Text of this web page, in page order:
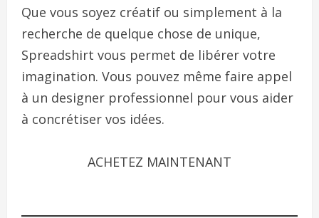
Que vous soyez créatif ou simplement à la
recherche de quelque chose de unique,
Spreadshirt vous permet de libérer votre
imagination. Vous pouvez même faire appel
à un designer professionnel pour vous aider
à concrétiser vos idées.
ACHETEZ MAINTENANT